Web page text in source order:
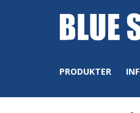
PRODUKTER